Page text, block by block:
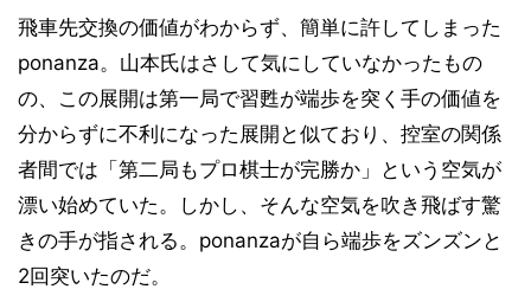
飛車先交換の価値がわからず、簡単に許してしまった
ponanza。山本氏はさして気にしていなかったもの
の、この展開は第一局で習甦が端歩を突く手の価値を
分からずに不利になった展開と似ており、控室の関係
者間では「第二局もプロ棋士が完勝か」という空気が
漂い始めていた。しかし、そんな空気を吹き飛ばす驚
きの手が指される。ponanzaが自ら端歩をズンズンと
2回突いたのだ。